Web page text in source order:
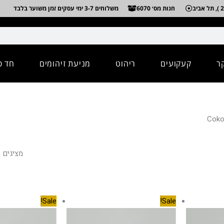
חנות מס׳ 6070 משלוחים 3-7 ימי עסקים זמן משוער בלבד
קעקועים ריהוט מניעת זיהומים חד
מציגים את
Sale!
המקורי
הנוכחי
Sale!
המקורי